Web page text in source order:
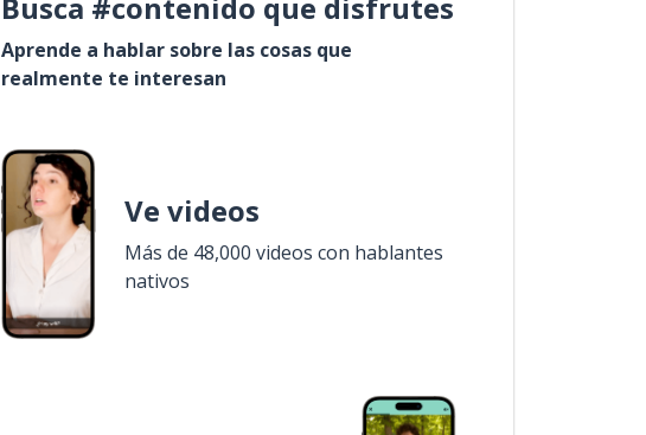
Aprende a hablar sobre las cosas que
realmente te interesan
Ve videos
Más de 48,000 videos con hablantes
nativos